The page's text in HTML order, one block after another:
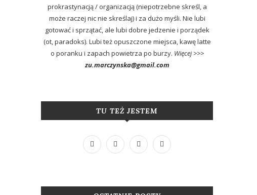
prokrastynacją / organizacją (niepotrzebne skreśl, a
może raczej nic nie skreślaj) i za dużo myśli. Nie lubi
gotować i sprzątać, ale lubi dobre jedzenie i porządek
(ot, paradoks). Lubi też opuszczone miejsca, kawę latte
o poranku i zapach powietrza po burzy. Więcej >>>
zu.marczynska@gmail.com
TU TEŻ JESTEM